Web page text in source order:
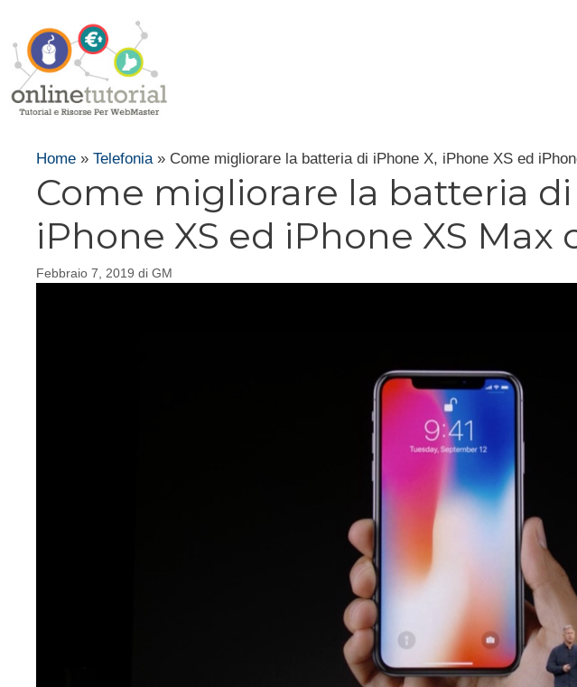
contenuto
Home » Telefonia » Come migliorare la batteria di iPhone X, iPhone XS ed
Come migliorare la batteria di
iPhone XS ed iPhone XS Max
Febbraio 7, 2019 di GM